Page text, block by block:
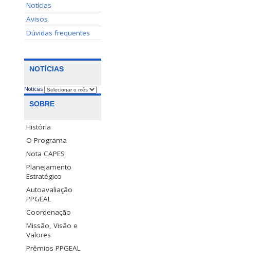
Notícias
Avisos
Dúvidas frequentes
NOTÍCIAS
Notícias
SOBRE
História
O Programa
Nota CAPES
Planejamento
Estratégico
Autoavaliação
PPGEAL
Coordenação
Missão, Visão e
Valores
Prêmios PPGEAL